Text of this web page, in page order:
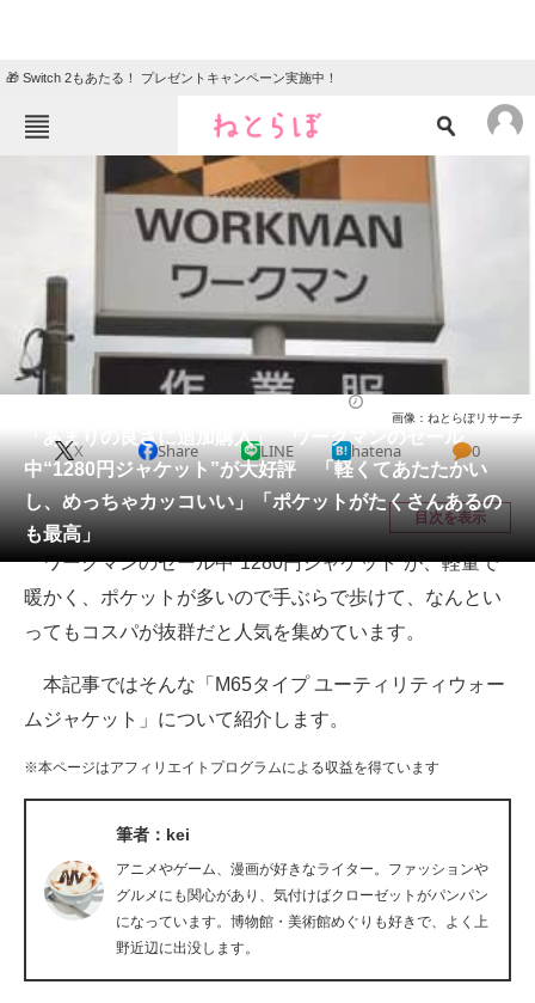
🎁 Switch 2もあたる！ プレゼントキャンペーン実施中！
ねとらぼメニュー
ニュース
クイズ
地域
住まい 教育・育児
動物 リサーチ
メディア
注目記事を集めた総合ページ
ITの今と未来を見通す
スマホと通信の最新トレンド
進化するPCとデバイスの未来
AI活用のいまが分かる
企業ITのトレンドを詳説
経営リーダーのコミュニティ
「あまりの良さに追加購入」 ワークマンのセール
中“1280円ジャケット”が大好評 「軽くてあたたかい
し、めっちゃカッコいい」「ポケットがたくさんあるの
も最高」
画像：ねとらぼリサーチ
X Share LINE hatena 0
目次を表示
ワークマンのセール中“1280円ジャケット”が、軽量で
暖かく、ポケットが多いので手ぶらで歩けて、なんとい
ってもコスパが抜群だと人気を集めています。
本記事ではそんな「M65タイプ ユーティリティウォー
ムジャケット」について紹介します。
※本ページはアフィリエイトプログラムによる収益を得ています
筆者：kei
アニメやゲーム、漫画が好きなライター。ファッションや
グルメにも関心があり、気付けばクローゼットがパンパン
になっています。博物館・美術館めぐりも好きで、よく上
野近辺に出没します。